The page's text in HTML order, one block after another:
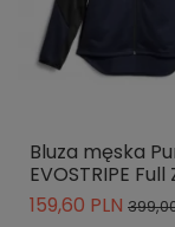
Bluza męska
EVOSTRIPE Full
159,60 PLN